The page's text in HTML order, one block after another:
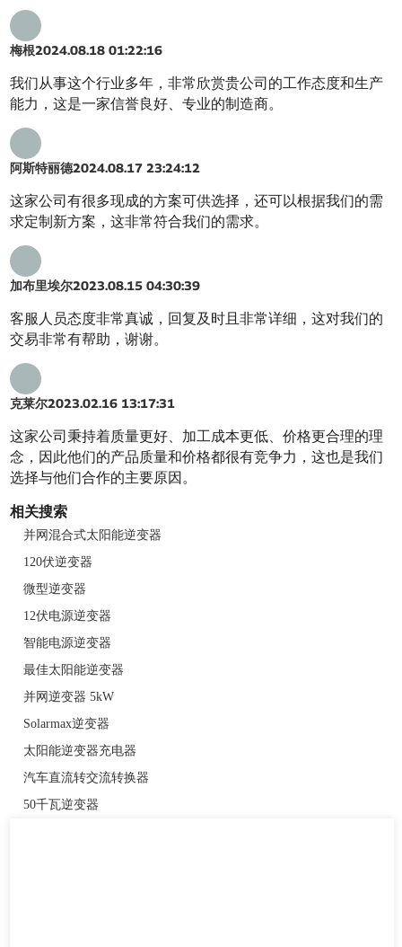
梅根2024.08.18 01:22:16
我们从事这个行业多年，非常欣赏贵公司的工作态度和生产
能力，这是一家信誉良好、专业的制造商。
阿斯特丽德2024.08.17 23:24:12
这家公司有很多现成的方案可供选择，还可以根据我们的需
求定制新方案，这非常符合我们的需求。
加布里埃尔2023.08.15 04:30:39
客服人员态度非常真诚，回复及时且非常详细，这对我们的
交易非常有帮助，谢谢。
克莱尔2023.02.16 13:17:31
这家公司秉持着质量更好、加工成本更低、价格更合理的理
念，因此他们的产品质量和价格都很有竞争力，这也是我们
选择与他们合作的主要原因。
相关搜索
并网混合式太阳能逆变器
120伏逆变器
微型逆变器
12伏电源逆变器
智能电源逆变器
最佳太阳能逆变器
并网逆变器 5kW
Solarmax逆变器
太阳能逆变器充电器
汽车直流转交流转换器
50千瓦逆变器